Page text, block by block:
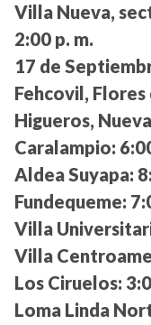
Villa Nueva,
2:00 p. m.
17 de
Fehcovil,
Higueros,
Caralampio:
Aldea Suyapa:
Fundequeme:
Villa
Villa
Los Ciruelos:
Loma Linda